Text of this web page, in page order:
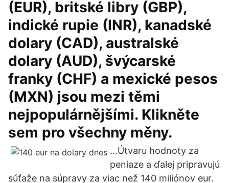
(EUR), britské libry (GBP),
indické rupie (INR), kanadské
dolary (CAD), australské
dolary (AUD), švýcarské
franky (CHF) a mexické pesos
(MXN) jsou mezi těmi
nejpopulárnějšími. Klikněte
sem pro všechny měny.
…Útvaru hodnoty za
peniaze a ďalej pripravujú
súťaže na súpravy za viac než 140 miliónov eur.